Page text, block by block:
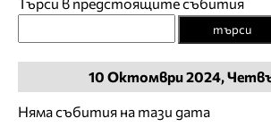
Търси в предстоящите събития
търси
10 Октомври2024,
Няма събития на тази дата